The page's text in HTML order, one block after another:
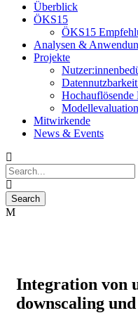
Überblick
ÖKS15
ÖKS15
Analysen &
Projekte
Mitwirkende
News & Events
Integration von
downscaling